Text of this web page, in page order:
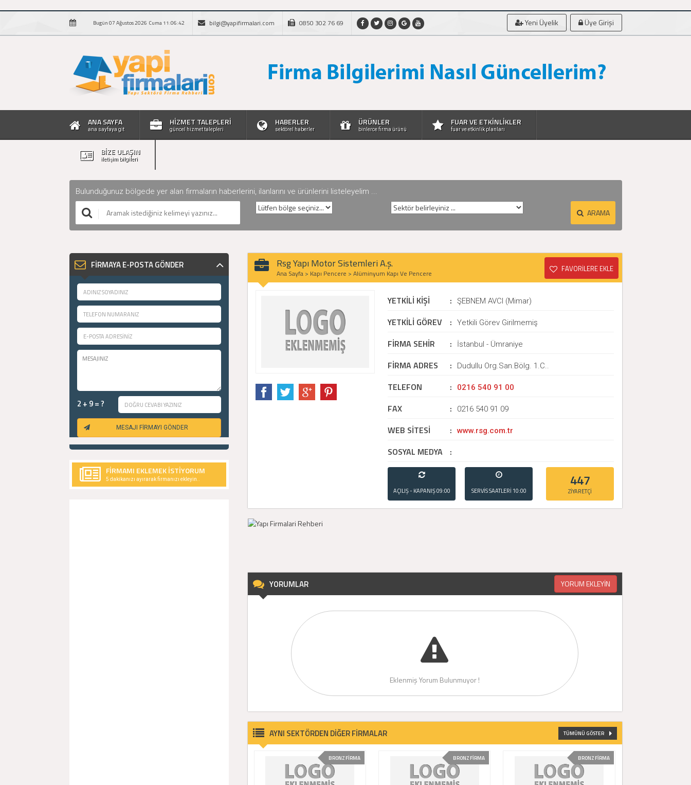
Bugün 07 Ağustos 2026 Cuma 11:06:43 bilgi@yapifirmalari.com 0850 302 76 69 Yeni Üyelik Üye Girişi
ANA SAYFA
ana sayfaya git
HİZMET TALEPLERİ
güncel hizmet talepleri
HABERLER
sektörel haberler
ÜRÜNLER
binlerce firma ürünü
FUAR VE ETKİNLİKLER
fuar ve etkinlik planları
BİZE ULAŞIN
iletişim bilgileri
Bulunduğunuz bölgede yer alan firmaların haberlerini, ilanlarını ve ürünlerini listeleyelim ...
ARAMA
FİRMAYA E-POSTA GÖNDER
2 + 9 = ?
MESAJI FİRMAYI GÖNDER
FİRMAMI EKLEMEK İSTİYORUM
5 dakikanızı ayırarak firmanızı ekleyin..
Rsg Yapı Motor Sistemleri A.ş.
Ana Sayfa > Kapı Pencere > Alüminyum Kapı Ve Pencere FAVORİLERE EKLE
YETKİLİ KİŞİ : ŞEBNEM AVCI (Mimar)
YETKİLİ GÖREV : Yetkili Görev Girilmemiş
FİRMA SEHİR : İstanbul - Ümraniye
FİRMA ADRES : Dudullu Org.San.Bölg. 1.C..
TELEFON : 0216 540 91 00
FAX : 0216 540 91 09
WEB SİTESİ : www.rsg.com.tr
SOSYAL MEDYA :
AÇILIŞ - KAPANIŞ09:00
- 21:00
SERVİS SAATLERİ 10:00
- 20:00
447
ZİYARETÇİ
YORUMLAR YORUM EKLEYİN
Eklenmiş Yorum Bulunmuyor !
AYNI SEKTÖRDEN DİĞER FİRMALAR TÜMÜNÜ GÖSTER
BRONZ FİRMA BRONZ FİRMA BRONZ FİRMA